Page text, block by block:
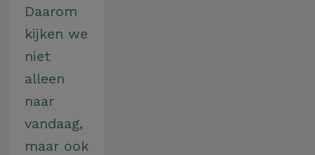
Daarom
kijken we
niet
alleen
naar
vandaag,
maar ook